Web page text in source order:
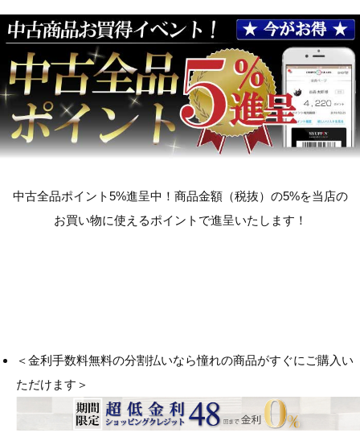
中古全品ポイント5%進呈中！商品金額（税抜）の5%を当店の
お買い物に使えるポイントで進呈いたします！
＜金利手数料無料の分割払いなら憧れの商品がすぐにご購入い
ただけます＞